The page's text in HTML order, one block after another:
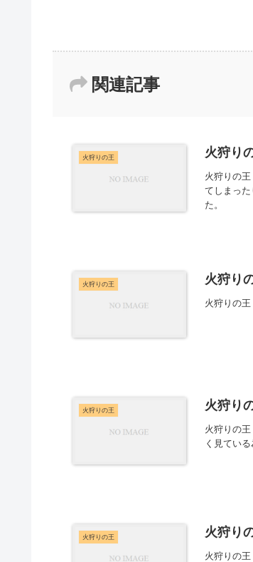
関連記事
火狩りの王 火狩り
火狩りの
てしまっ
た。
火狩りの王 火狩り
火狩りの
火狩りの王 火狩り
火狩りの
く見てい
火狩りの王 火狩り
火狩りの